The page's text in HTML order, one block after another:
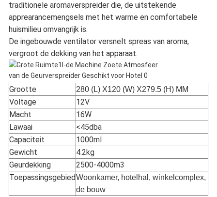
traditionele aromaverspreider die, de uitstekende
apprearancemengsels met het warme en comfortabele
huismilieu omvangrijk is.
De ingebouwde ventilator versnelt spreas van aroma,
vergroot de dekking van het apparaat.
Grootte 280 (L) X120 (W) X279.5 (H) MM
Voltage
12V
Macht
16W
Lawaai
<45dba
Capaciteit
1000ml
Gewicht
4.2kg
Geurdekking
2500-4000m3
ToepassingsgebiedWoonkamer, hotelhal, winkelcomplex,
de bouw